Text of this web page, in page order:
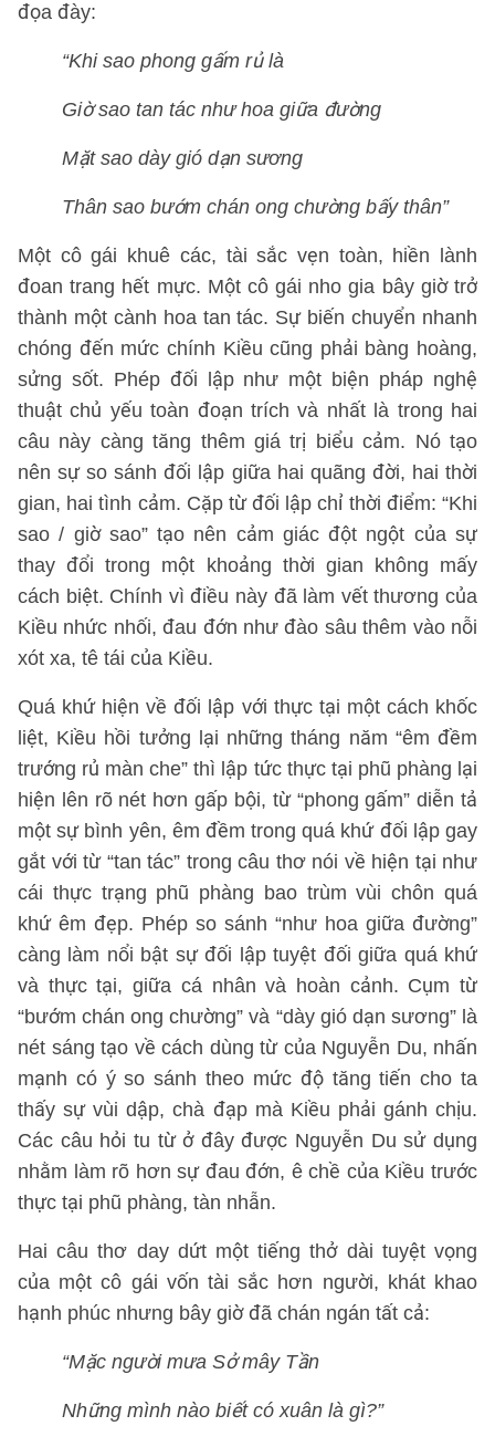
đọa đày:
“Khi sao phong gấm rủ là
Giờ sao tan tác như hoa giữa đường
Mặt sao dày gió dạn sương
Thân sao bướm chán ong chường bấy thân”
Một cô gái khuê các, tài sắc vẹn toàn, hiền lành
đoan trang hết mực. Một cô gái nho gia bây giờ trở
thành một cành hoa tan tác. Sự biến chuyển nhanh
chóng đến mức chính Kiều cũng phải bàng hoàng,
sửng sốt. Phép đối lập như một biện pháp nghệ
thuật chủ yếu toàn đoạn trích và nhất là trong hai
câu này càng tăng thêm giá trị biểu cảm. Nó tạo
nên sự so sánh đối lập giữa hai quãng đời, hai thời
gian, hai tình cảm. Cặp từ đối lập chỉ thời điểm: “Khi
sao / giờ sao” tạo nên cảm giác đột ngột của sự
thay đổi trong một khoảng thời gian không mấy
cách biệt. Chính vì điều này đã làm vết thương của
Kiều nhức nhối, đau đớn như đào sâu thêm vào nỗi
xót xa, tê tái của Kiều.
Quá khứ hiện về đối lập với thực tại một cách khốc
liệt, Kiều hồi tưởng lại những tháng năm “êm đềm
trướng rủ màn che” thì lập tức thực tại phũ phàng lại
hiện lên rõ nét hơn gấp bội, từ “phong gấm” diễn tả
một sự bình yên, êm đềm trong quá khứ đối lập gay
gắt với từ “tan tác” trong câu thơ nói về hiện tại như
cái thực trạng phũ phàng bao trùm vùi chôn quá
khứ êm đẹp. Phép so sánh “như hoa giữa đường”
càng làm nổi bật sự đối lập tuyệt đối giữa quá khứ
và thực tại, giữa cá nhân và hoàn cảnh. Cụm từ
“bướm chán ong chường” và “dày gió dạn sương” là
nét sáng tạo về cách dùng từ của Nguyễn Du, nhấn
mạnh có ý so sánh theo mức độ tăng tiến cho ta
thấy sự vùi dập, chà đạp mà Kiều phải gánh chịu.
Các câu hỏi tu từ ở đây được Nguyễn Du sử dụng
nhằm làm rõ hơn sự đau đớn, ê chề của Kiều trước
thực tại phũ phàng, tàn nhẫn.
Hai câu thơ day dứt một tiếng thở dài tuyệt vọng
của một cô gái vốn tài sắc hơn người, khát khao
hạnh phúc nhưng bây giờ đã chán ngán tất cả:
“Mặc người mưa Sở mây Tần
Những mình nào biết có xuân là gì?”